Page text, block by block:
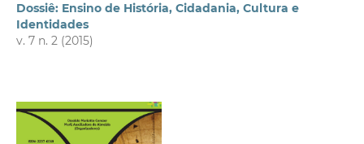
Dossiê: Ensino de História, Cidadania, Cultura e
Identidades
v. 7 n. 2 (2015)